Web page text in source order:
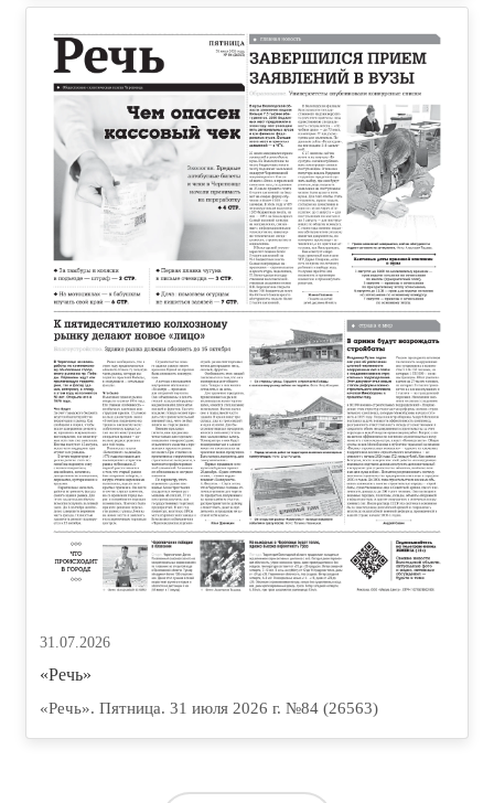
31.07.2026
«Речь»
«Речь». Пятница. 31 июля 2026 г. №84 (26563)